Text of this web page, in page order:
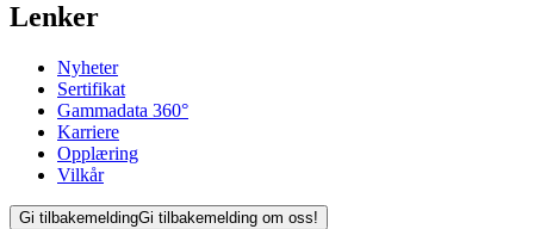
Lenker
Nyheter
Sertifikat
Gammadata 360°
Karriere
Opplæring
Vilkår
Gi tilbakemeldingGi tilbakemelding om oss!